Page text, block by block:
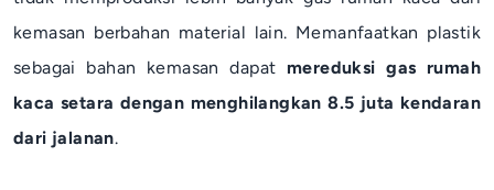
kemasan berbahan material lain. Memanfaatkan plastik
sebagai bahan kemasan dapat mereduksi gas rumah
kaca setara dengan menghilangkan 8.5 juta kendaran
dari jalanan.